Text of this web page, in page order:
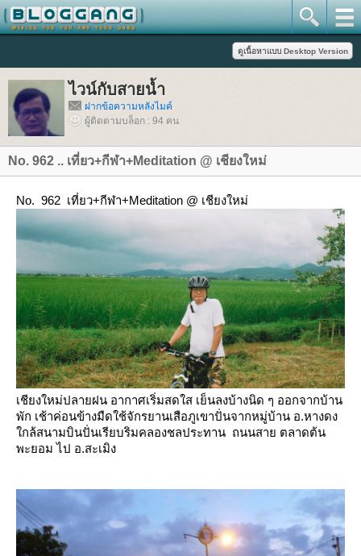
ไวน์กับสายน้ำ
ฝากข้อความหลังไมค์
ผู้ติดตามบล็อก : 94 คน
No. 962 .. เที่ยว+กีฬา+Meditation @ เชียงใหม่
No. 962 เที่ยว+กีฬา+Meditation @ เชียงใหม่
เชียงใหม่ปลายฝน อากาศเริ่มสดใส เย็นลงบ้างนิด ๆ ออกจากบ้าน
พัก เช้าค่อนข้างมืดใช้จักรยานเสือภูเขาปั่นจากหมู่บ้าน อ.หางดง
กล้สนามบินปั่นเรียบริมคลองชลประทาน ถนนสาย ตลาดต้น
พะยอม ไป อ.สะเมิง